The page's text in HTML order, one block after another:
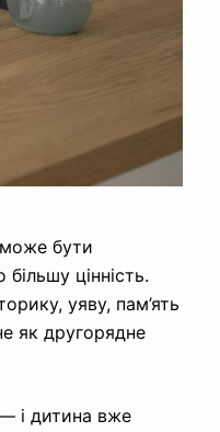
бути
цінність.
уяву, пам’ять
як другорядне
і дитина вже